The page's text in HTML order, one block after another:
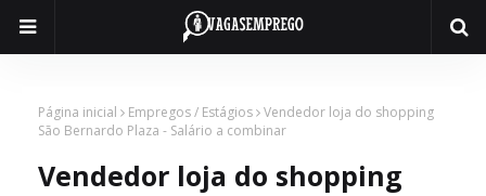
Página inicial Empregos / Estágios Vendedor loja do shopping
São Bernardo Plaza - Salário a combinar
Vendedor loja do shopping